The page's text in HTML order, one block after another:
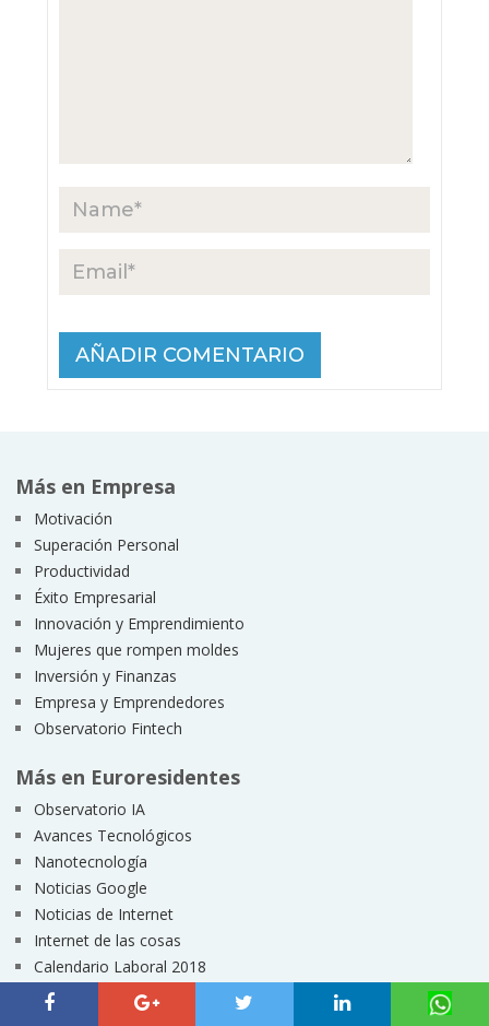
Más en Empresa
Motivación
Superación Personal
Productividad
Éxito Empresarial
Innovación y Emprendimiento
Mujeres que rompen moldes
Inversión y Finanzas
Empresa y Emprendedores
Observatorio Fintech
Más en Euroresidentes
Observatorio IA
Avances Tecnológicos
Nanotecnología
Noticias Google
Noticias de Internet
Internet de las cosas
Calendario Laboral 2018
Suscríbete